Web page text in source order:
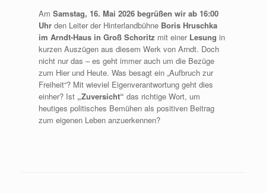
AmSamstag, 16. Mai 2026 begrüßen wir ab 16:00
Uhr den Leiter der Hinterlandbühne Boris Hruschka
im Arndt-Haus in Groß Schoritz mit einer Lesungin
kurzen Auszügen aus diesem Werk von Arndt. Doch
nicht nur das – es geht immer auch um die Bezüge
zum Hier und Heute. Was besagt ein „Aufbruch zur
Freiheit“? Mit wieviel Eigenverantwortung geht dies
einher? Ist „Zuversicht“das richtige Wort, um
heutiges politisches Bemühen als positiven Beitrag
zum eigenen Leben anzuerkennen?